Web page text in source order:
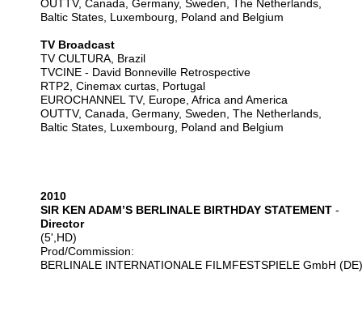
OUTTV, Canada, Germany, Sweden, The Netherlands,
Baltic States, Luxembourg, Poland and Belgium
TV Broadcast
TV CULTURA, Brazil
TVCINE - David Bonneville Retrospective
RTP2, Cinemax curtas, Portugal
EUROCHANNEL TV, Europe, Africa and America
OUTTV, Canada, Germany, Sweden, The Netherlands,
Baltic States, Luxembourg, Poland and Belgium
2010
SIR KEN ADAM’S BERLINALE BIRTHDAY STATEMENT -
Director
(5',HD)
Prod/Commission:
BERLINALE INTERNATIONALE FILMFESTSPIELE GmbH (DE)